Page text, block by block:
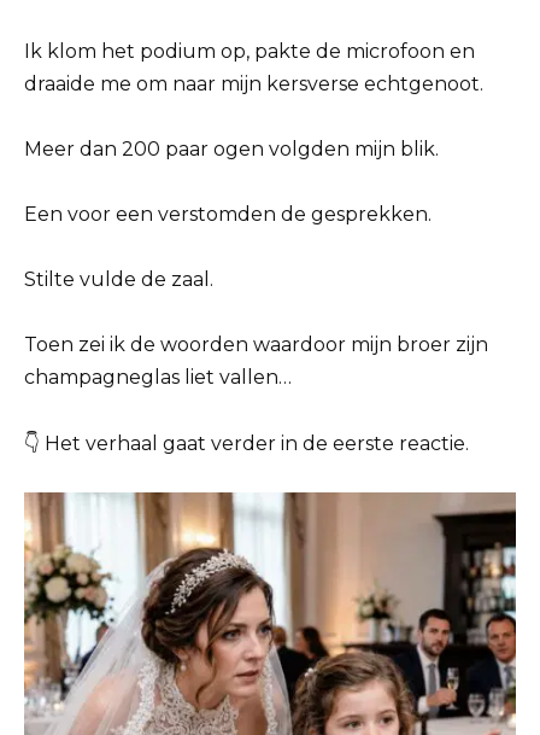
Ik klom het podium op, pakte de microfoon en
draaide me om naar mijn kersverse echtgenoot.
Meer dan 200 paar ogen volgden mijn blik.
Een voor een verstomden de gesprekken.
Stilte vulde de zaal.
Toen zei ik de woorden waardoor mijn broer zijn
champagneglas liet vallen…
👇 Het verhaal gaat verder in de eerste reactie.